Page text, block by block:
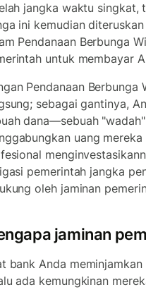
jangka waktu singkat,
ini kemudian
Pendanaan Berbunga
untuk membayar
Pendanaan
sebagai gantinya,
dana—sebuah
uang
pemerintah jangka
oleh jaminan
jaminan
bank Anda
ada kemungkinan